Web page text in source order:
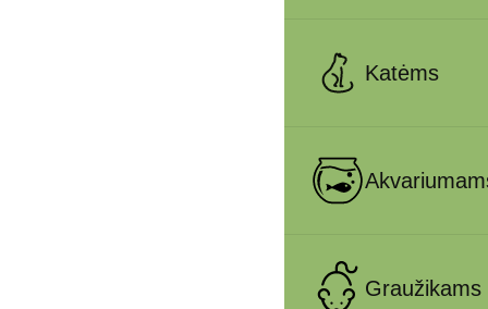
Katėms
Graužikams